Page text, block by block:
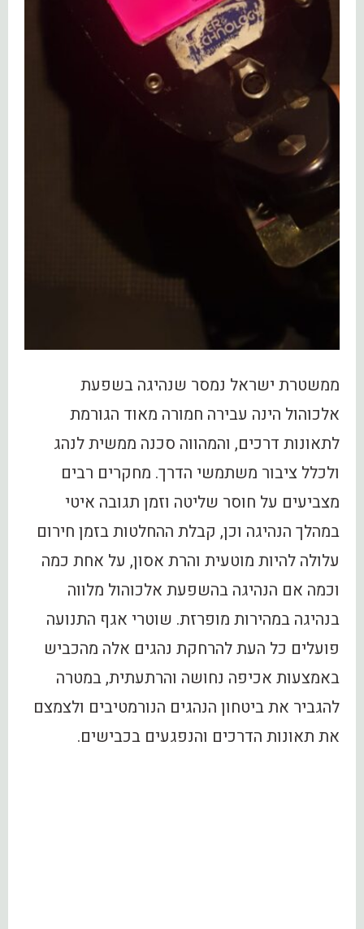
ממשטרת ישראל נמסר שנהיגה בשפעת
אלכוהול הינה עבירה חמורה מאוד הגורמת
לתאונות דרכים, והמהווה סכנה ממשית לנהג
ולכלל ציבור משתמשי הדרך. מחקרים רבים
מצביעים על חוסר שליטה וזמן תגובה איטי
במהלך הנהיגה וכן, קבלת ההחלטות בזמן חירום
עלולה להיות מוטעית והרת אסון, על אחת כמה
וכמה אם הנהיגה בהשפעת אלכוהול מלווה
בנהיגה במהירות מופרזת. שוטרי אגף התנועה
פועלים כל העת להרחקת נהגים אלה מהכביש
באמצעות אכיפה נחושה והרתעתית, במטרה
להגביר את ביטחון הנהגים הנורמטיבים ולצמצם
את תאונות הדרכים והנפגעים בכבישים.